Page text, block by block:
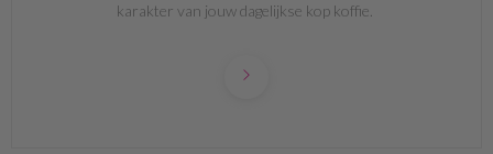
karakter van jouw dagelijkse kop koffie.